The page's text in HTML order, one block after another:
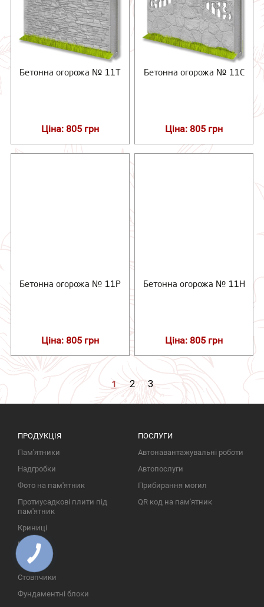
Бетонна огорожа № 11Т
Ціна: 805 грн
Бетонна огорожа № 11С
Ціна: 805 грн
Бетонна огорожа № 11Р
Ціна: 805 грн
Бетонна огорожа № 11Н
Ціна: 805 грн
1 2 3
ПРОДУКЦІЯ
Пам'ятники
Надгробки
Фото на пам'ятник
Протиусадкові плити під
пам'ятник
Криниці
Паркани
Ворота
Стовпчики
Фундаментні блоки
ПОСЛУГИ
Автонавантажувальні роботи
Автопослуги
Прибирання могил
QR код на пам'ятник